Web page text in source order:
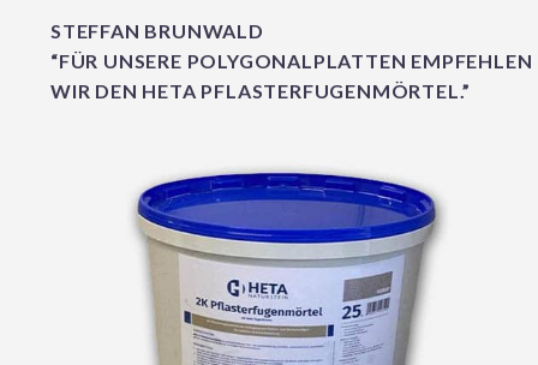
STEFFAN BRUNWALD
“FÜR UNSERE POLYGONALPLATTEN EMPFEHLEN
WIR DEN HETA PFLASTERFUGENMÖRTEL.”